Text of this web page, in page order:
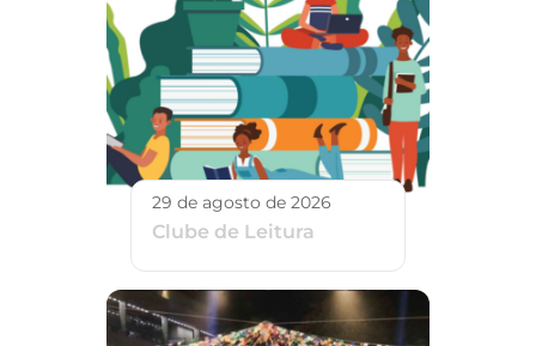
29 de agosto de 2026
Clube de Leitura